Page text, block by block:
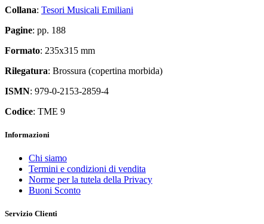
Collana: Tesori Musicali Emiliani
Pagine: pp. 188
Formato: 235x315 mm
Rilegatura: Brossura (copertina morbida)
ISMN: 979-0-2153-2859-4
Codice: TME 9
Informazioni
Chi siamo
Termini e condizioni di vendita
Norme per la tutela della Privacy
Buoni Sconto
Servizio Clienti